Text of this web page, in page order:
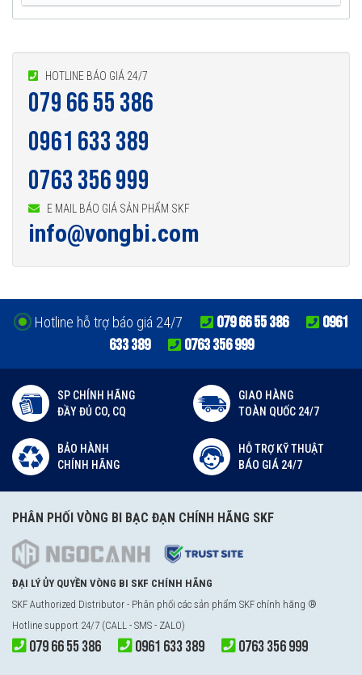
HOTLINE BÁO GIÁ 24/7
079 66 55 386
0961 633 389
0763 356 999
E MAIL BÁO GIÁ SẢN PHẨM SKF
info@vongbi.com
Hotline hỗ trợ báo giá 24/7 079 66 55 386
0961
633 389
0763 356 999
SP CHÍNH HÃNG
ĐẦY ĐỦ CO, CQ
GIAO HÀNG
TOÀN QUỐC 24/7
BẢO HÀNH
CHÍNH HÃNG
HỖ TRỢ KỸ THUẬT
BÁO GIÁ 24/7
PHÂN PHỐI VÒNG BI BẠC ĐẠN CHÍNH HÃNG SKF
ĐẠI LÝ ỦY QUYỀN VÒNG BI SKF CHÍNH HÃNG
SKF Authorized Distributor - Phân phối các sản phẩm SKF chính hãng ®
Hotline support 24/7 (CALL - SMS - ZALO)
079 66 55 386 0961 633 389 0763 356 999